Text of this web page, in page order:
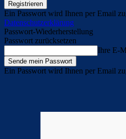
Ein Passwort wird Ihnen per Email
Datenschutzerklärung
Passwort-Wiederherstellung
Passwort zurücksetzen
Ihre E-
Ein Passwort wird Ihnen per Email